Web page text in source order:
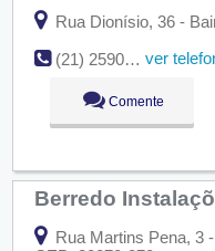
Rua Dionísio, 36 -
(21) 2590-4728
ver
Comente
Berredo
Rua Martins Pena, 3